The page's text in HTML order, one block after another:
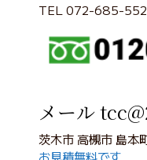
TEL 072-685-
メール
茨木市 高槻市 島本
お見積無料です